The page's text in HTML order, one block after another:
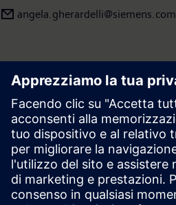
angela.gherardelli@siemens.com
Area stampa | Azienda | Siemens
© Siemens 1996 – 2026
Informazioni Corporate